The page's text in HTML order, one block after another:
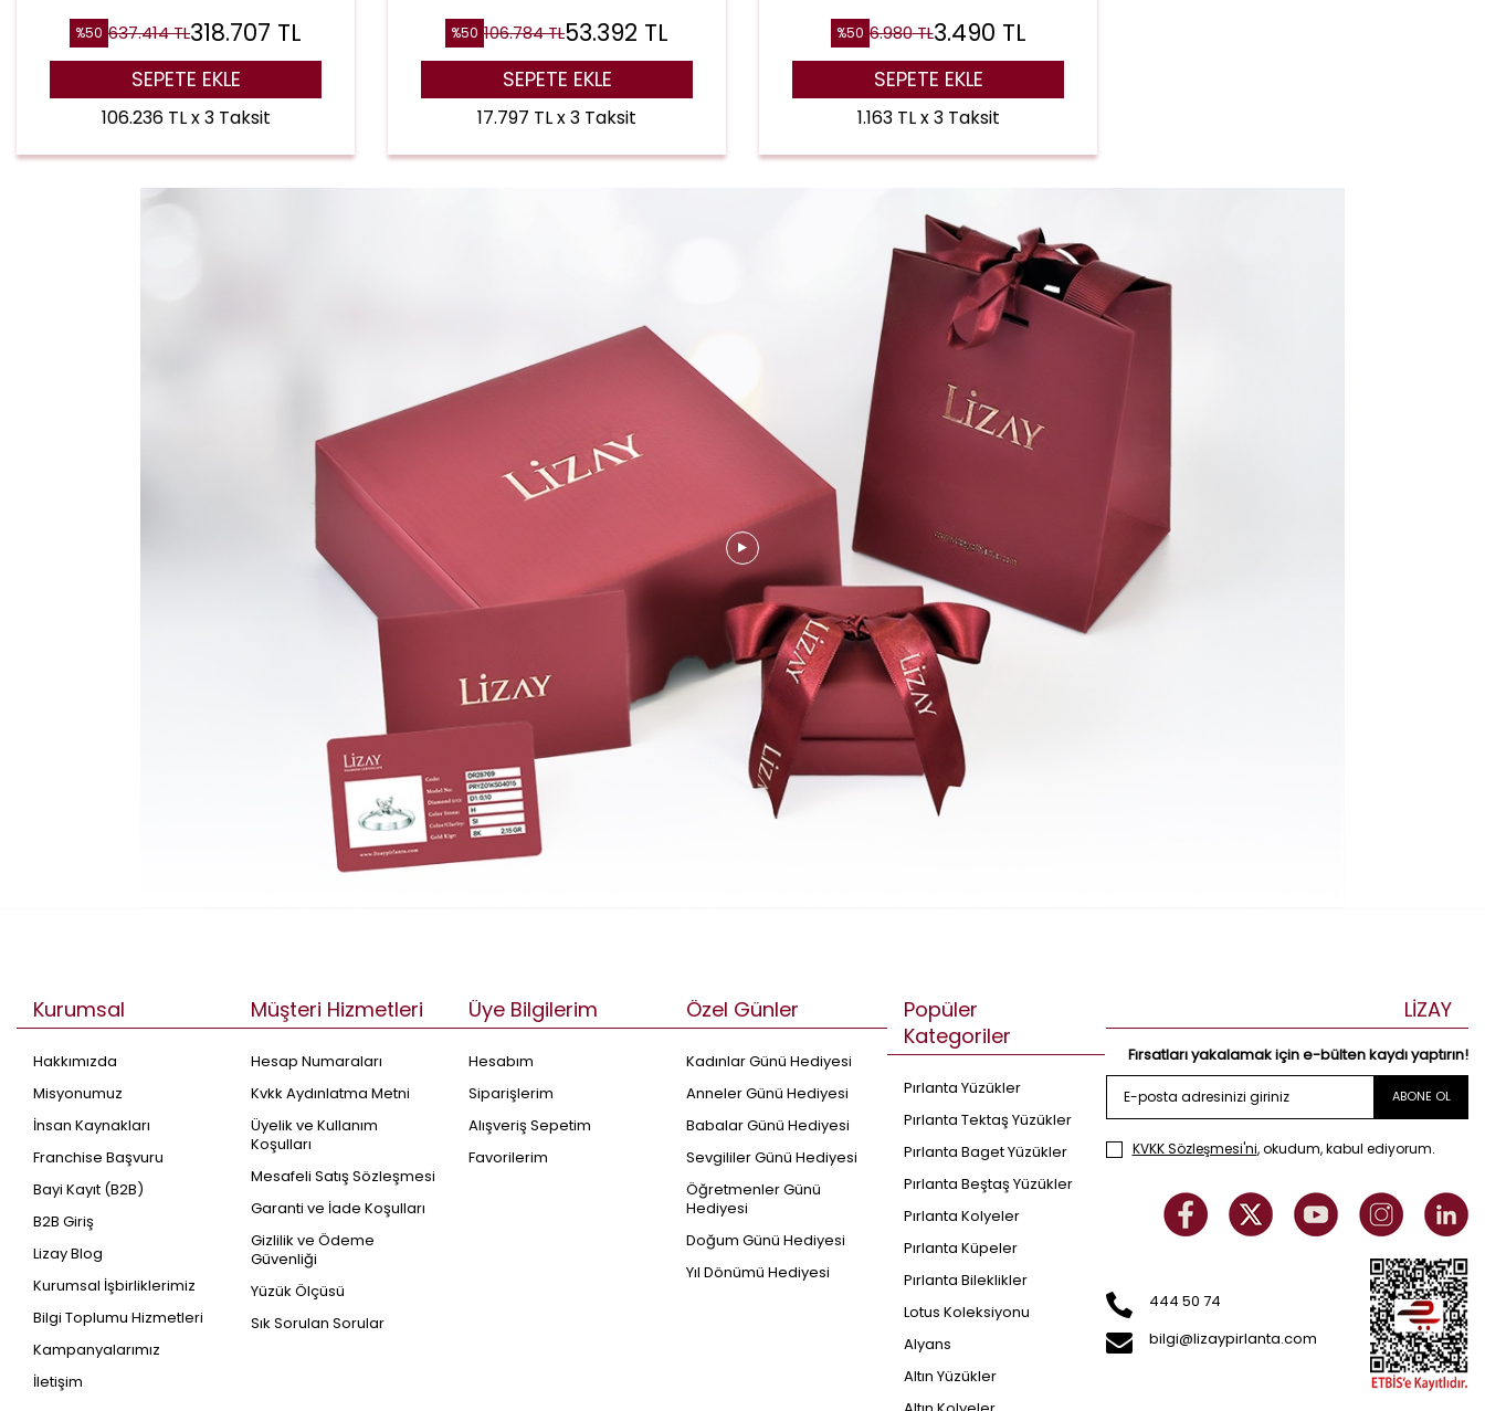
%50 637.414TL318.707 TL
SEPETE EKLE
106.236 TL x 3 Taksit
%50 106.784TL53.392 TL
SEPETE EKLE
17.797 TL x 3 Taksit
%50 6.980TL3.490 TL
SEPETE EKLE
1.163 TL x 3 Taksit
Kurumsal
Hakkımızda
Misyonumuz
İnsan Kaynakları
Franchise Başvuru
Bayi Kayıt (B2B)
B2B Giriş
Lizay Blog
Kurumsal İşbirliklerimiz
Bilgi Toplumu Hizmetleri
Kampanyalarımız
İletişim
Müşteri Hizmetleri
Hesap Numaraları
Kvkk Aydınlatma Metni
Üyelik ve Kullanım
Koşulları
Mesafeli Satış Sözleşmesi
Garanti ve İade Koşulları
Gizlilik ve Ödeme
Güvenliği
Yüzük Ölçüsü
Sık Sorulan Sorular
Üye Bilgilerim
Hesabım
Siparişlerim
Alışveriş Sepetim
Favorilerim
Özel Günler
Kadınlar Günü Hediyesi
Anneler Günü Hediyesi
Babalar Günü Hediyesi
Sevgililer Günü Hediyesi
Öğretmenler Günü
Hediyesi
Doğum Günü Hediyesi
Yıl Dönümü Hediyesi
Popüler
Kategoriler
Pırlanta Yüzükler
Pırlanta Tektaş Yüzükler
Pırlanta Baget Yüzükler
Pırlanta Beştaş Yüzükler
Pırlanta Kolyeler
Pırlanta Küpeler
Pırlanta Bileklikler
Lotus Koleksiyonu
Alyans
Altın Yüzükler
LİZAY
Fırsatları yakalamak için e-bülten kaydı yaptırın!
ABONE OL
KVKK Sözleşmesi'ni, okudum, kabul ediyorum.
444 50 74
bilgi@lizaypirlanta.com